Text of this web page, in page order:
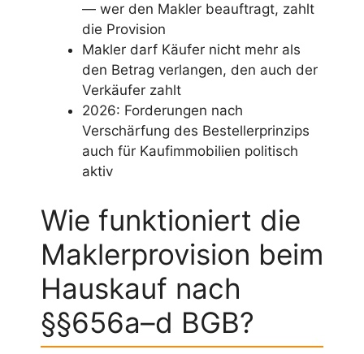
— wer den Makler beauftragt, zahlt
die Provision
Makler darf Käufer nicht mehr als
den Betrag verlangen, den auch der
Verkäufer zahlt
2026: Forderungen nach
Verschärfung des Bestellerprinzips
auch für Kaufimmobilien politisch
aktiv
Wie funktioniert die
Maklerprovision beim
Hauskauf nach
§§656a–d BGB?